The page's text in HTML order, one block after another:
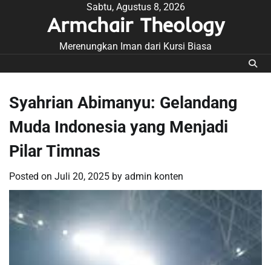
Sabtu, Agustus 8, 2026
Armchair Theology
Merenungkan Iman dari Kursi Biasa
Syahrian Abimanyu: Gelandang
Muda Indonesia yang Menjadi
Pilar Timnas
Posted on Juli 20, 2025 by admin konten